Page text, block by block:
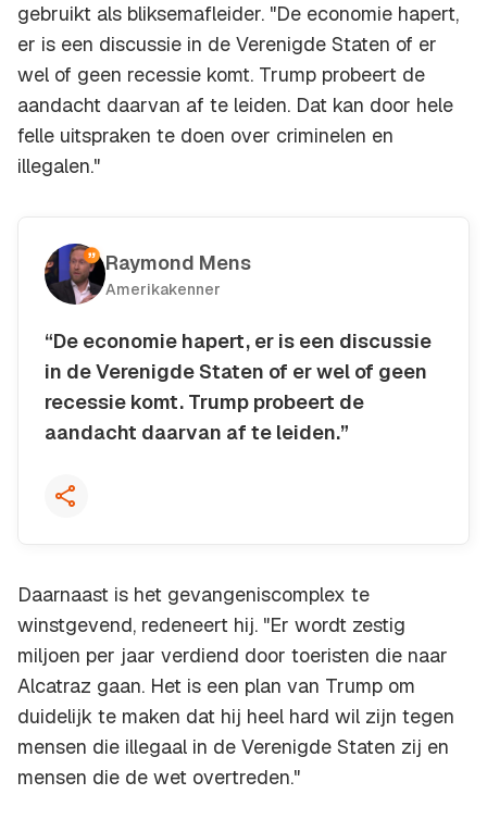
gebruikt als bliksemafleider. "De economie hapert,
er is een discussie in de Verenigde Staten of er
wel of geen recessie komt. Trump probeert de
aandacht daarvan af te leiden. Dat kan door hele
felle uitspraken te doen over criminelen en
illegalen."
Raymond Mens
Amerikakenner
“De economie hapert, er is een discussie
in de Verenigde Staten of er wel of geen
recessie komt. Trump probeert de
aandacht daarvan af te leiden.”
Kopieer quote
Daarnaast is het gevangeniscomplex te
winstgevend, redeneert hij. "Er wordt zestig
miljoen per jaar verdiend door toeristen die naar
Alcatraz gaan. Het is een plan van Trump om
duidelijk te maken dat hij heel hard wil zijn tegen
mensen die illegaal in de Verenigde Staten zij en
mensen die de wet overtreden."